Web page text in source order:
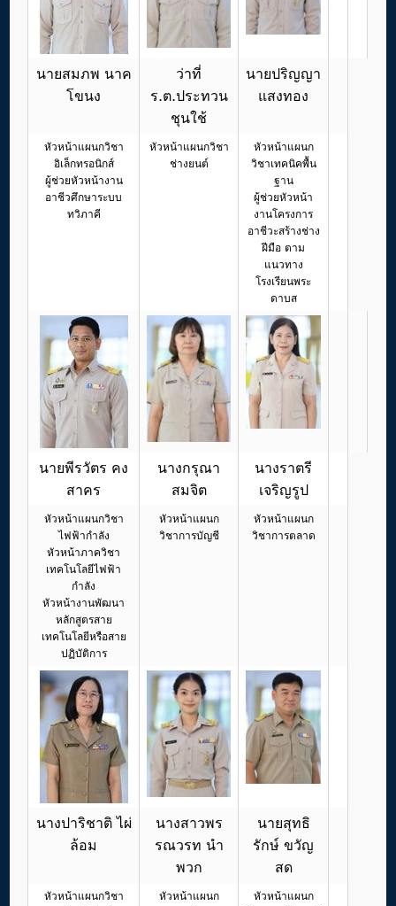
นายสมภพ นาค
โขนง
ว่าที่
ร.ต.ประทวน
ชุนใช้
นายปริญญา
แสงทอง
หัวหน้าแผนกวิชา
อิเล็กทรอนิกส์
ผู้ช่วยหัวหน้างาน
อาชีวศึกษาระบบ
ทวิภาคี
หัวหน้าแผนกวิชา
ช่างยนต์
หัวหน้าแผนก
วิชาเทคนิคพื้น
ฐาน
ผู้ช่วยหัวหน้า
งานโครงการ
อาชีวะสร้างช่าง
ฝีมือ ตาม
แนวทาง
โรงเรียนพระ
ดาบส
นายพีรวัตร คง
สาคร
นางกรุณา
สมจิต
นางราตรี
เจริญรูป
หัวหน้าแผนกวิชา
ไฟฟ้ากำลัง
หัวหน้าภาควิชา
เทคโนโลยีไฟฟ้า
กำลัง
หัวหน้างานพัฒนา
หลักสูตรสาย
เทคโนโลยีหรือสาย
ปฏิบัติการ
หัวหน้าแผนก
วิชาการบัญชี
หัวหน้าแผนก
วิชาการตลาด
นางปาริชาติ ไผ่
ล้อม
นางสาวพร
รณวรท นำ
พวก
นายสุทธิ
รักษ์ ขวัญ
สด
หัวหน้าแผนกวิชา
หัวหน้าแผนก
หัวหน้าแผนก